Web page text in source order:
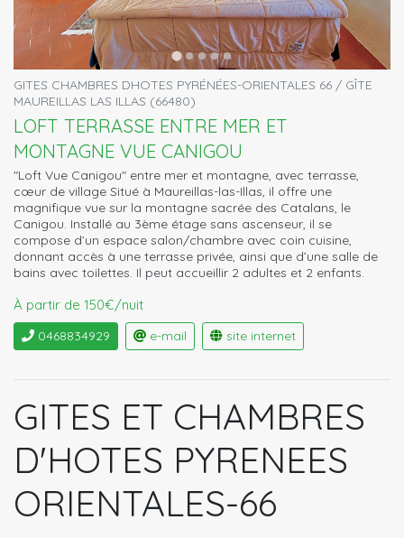
GITES CHAMBRES DHOTES PYRÉNÉES-ORIENTALES 66 / GÎTE
MAUREILLAS LAS ILLAS (66480)
LOFT TERRASSE ENTRE MER ET
MONTAGNE VUE CANIGOU
"Loft Vue Canigou" entre mer et montagne, avec terrasse,
cœur de village Situé à Maureillas-las-Illas, il offre une
magnifique vue sur la montagne sacrée des Catalans, le
Canigou. Installé au 3ème étage sans ascenseur, il se
compose d’un espace salon/chambre avec coin cuisine,
donnant accès à une terrasse privée, ainsi que d’une salle de
bains avec toilettes. Il peut accueillir 2 adultes et 2 enfants.
À partir de 150€/nuit
0468834929 e-mail site internet
GITES ET CHAMBRES
D'HOTES PYRENEES
ORIENTALES-66